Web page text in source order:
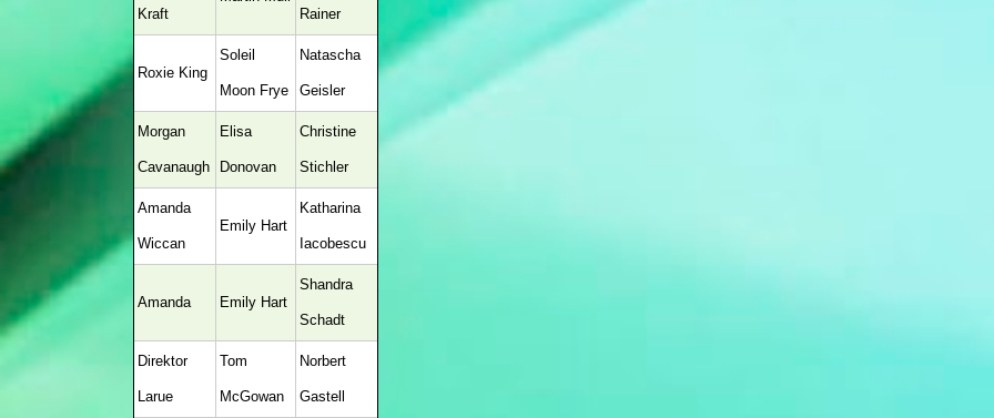
Kraft Rainer
Roxie King
Soleil
Moon Frye
Natascha
Geisler
Morgan
Cavanaugh
Elisa
Donovan
Christine
Stichler
Amanda
Wiccan
Emily Hart
Katharina
Iacobescu
Amanda Emily Hart
Shandra
Schadt
Direktor
Larue
Tom
McGowan
Norbert
Gastell